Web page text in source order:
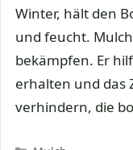
Winter, hält den
und feucht.
bekämpfen. Er
erhalten und das
verhindern, die